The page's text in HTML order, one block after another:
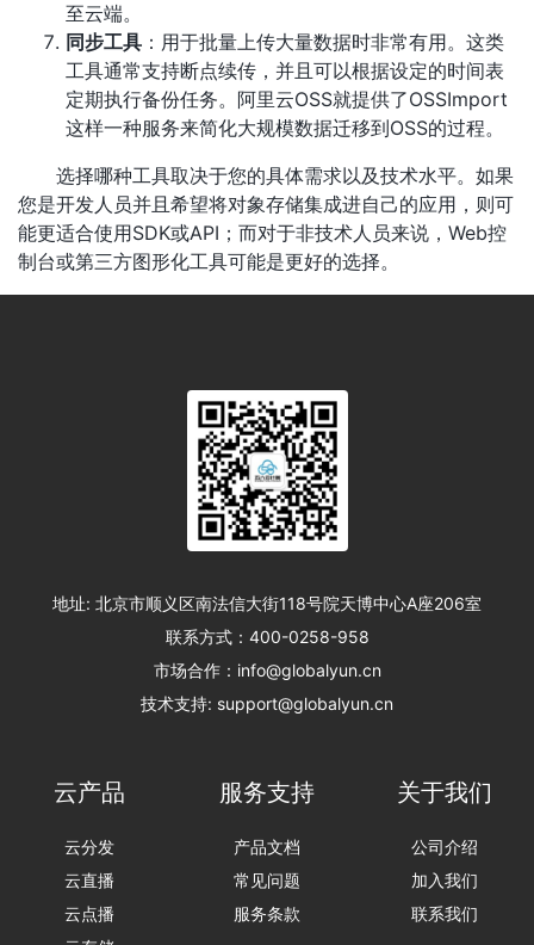
至云端。
同步工具 ：用于批量上传大量数据时非常有用。这类
工具通常支持断点续传，并且可以根据设定的时间表
定期执行备份任务。阿里云OSS就提供了OSSImport
这样一种服务来简化大规模数据迁移到OSS的过程。
选择哪种工具取决于您的具体需求以及技术水平。如果
您是开发人员并且希望将对象存储集成进自己的应用，则可
能更适合使用SDK或API；而对于非技术人员来说，Web控
制台或第三方图形化工具可能是更好的选择。
地址: 北京市顺义区南法信大街118号院天博中心A座206室
联系方式：400-0258-958
市场合作：info@globalyun.cn
技术支持: support@globalyun.cn
云产品
云分发
云直播
云点播
服务支持
产品文档
常见问题
服务条款
关于我们
公司介绍
加入我们
联系我们